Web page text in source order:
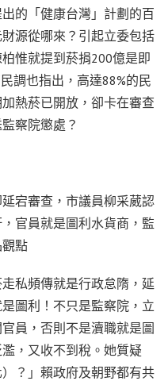
的「健康台灣」計劃的百
源從哪來？引起立委包括
惟就提到菸捐200億是即
調也指出，高達88%的民
熱菸已開放，卻卡在審查
察院懲處？
宕審查，市議員柳采葳認
官員就是圖利水貨商，監
點
私頻傳就是行政怠隋，延
圖利！不只是監察院，立
員，否則不是瀆職就是圖
，又收不到稅。她質疑
？」賴政府及朝野都有共